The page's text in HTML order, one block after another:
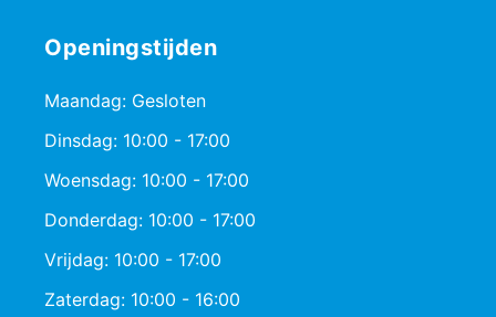
Openingstijden
Maandag: Gesloten
Dinsdag: 10:00 - 17:00
Woensdag: 10:00 - 17:00
Donderdag: 10:00 - 17:00
Vrijdag: 10:00 - 17:00
Zaterdag: 10:00 - 16:00